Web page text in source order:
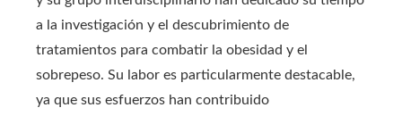
a la investigación y el descubrimiento de
tratamientos para combatir la obesidad y el
sobrepeso. Su labor es particularmente destacable,
ya que sus esfuerzos han contribuido